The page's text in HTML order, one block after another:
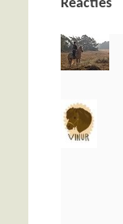
Reacties